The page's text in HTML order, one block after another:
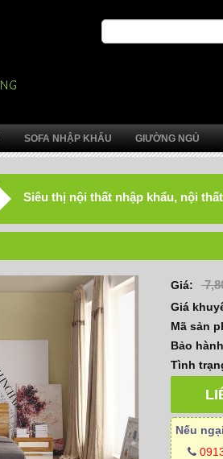
SOFA NHẬP KHẨU GIƯỜNG NGỦ
Siêu thị nội thất nhập khẩu, nội
Giá:
Giá
Mã sản
Bảo
Tình
Nếu